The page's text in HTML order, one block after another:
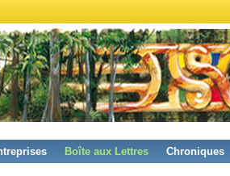
Boîte aux Lettres Chroniques